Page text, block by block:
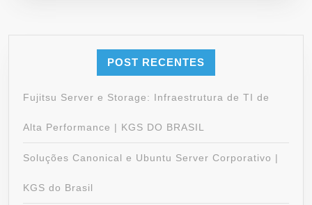
POST RECENTES
Fujitsu Server e Storage: Infraestrutura de TI de
Alta Performance | KGS DO BRASIL
Soluções Canonical e Ubuntu Server Corporativo |
KGS do Brasil